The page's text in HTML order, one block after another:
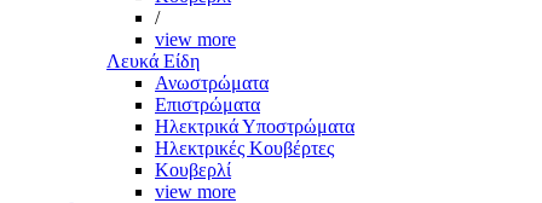
/
view more
Λευκά Είδη
Ανωστρώματα
Επιστρώματα
Ηλεκτρικά Υποστρώματα
Ηλεκτρικές Κουβέρτες
Κουβερλί
view more